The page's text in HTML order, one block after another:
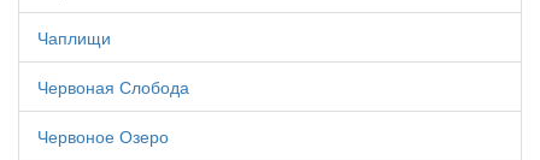
Чаплищи
Червоная Слобода
Червоное Озеро